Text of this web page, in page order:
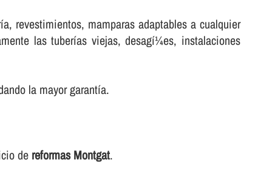
revestimientos, mamparas adaptables a cualquier
las tuberí­as viejas, desagí¼es, instalaciones
la mayor garantí­a.
de reformas Montgat.